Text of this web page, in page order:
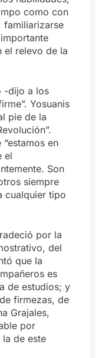
como con
familiarizarse
el relevo de la
-dijo a los
Yosuanis
pie de la
en
el
Son
siempre
cualquier tipo
por la
del
que la
es
de estudios; y
firmezas, de
Grajales,
por
de este